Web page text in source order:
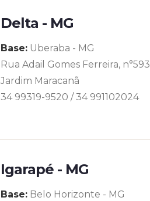
Delta - MG
Base: Uberaba - MG
Rua Adail Gomes Ferreira, n°593
Jardim Maracanã
34 99319-9520 / 34 991102024
Igarapé - MG
Base: Belo Horizonte - MG